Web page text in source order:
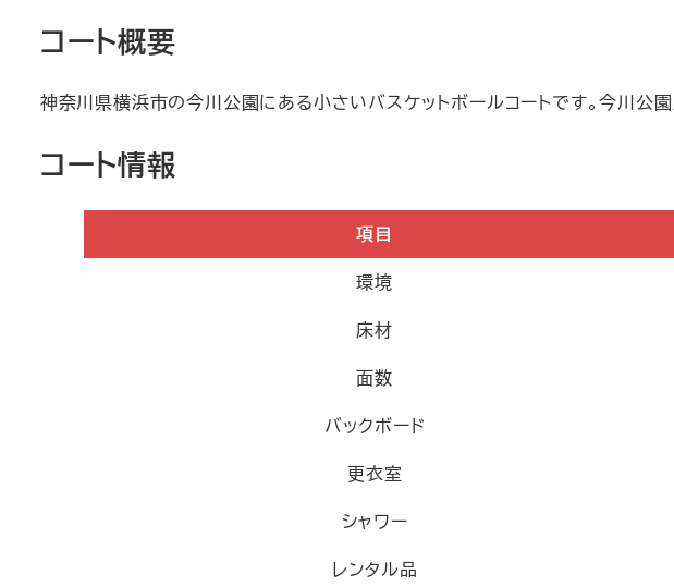
コート概要
神奈川県横浜市の今川公園にある小さいバスケットボールコートです。今川公
コート情報
項目
環境
床材
面数
バックボード
更衣室
シャワー
レンタル品